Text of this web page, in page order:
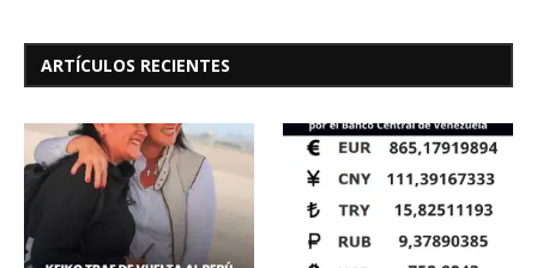
ARTÍCULOS RECIENTES